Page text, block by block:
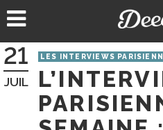
au
21
JUIL
LES INTERVIEWS